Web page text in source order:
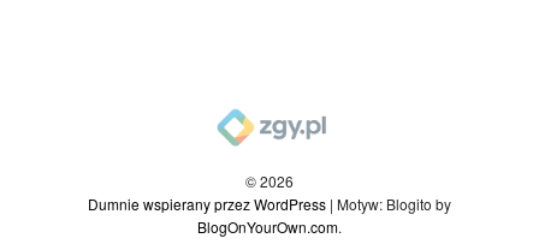
© 2026
Dumnie wspierany przez WordPress | Motyw: Blogito by
BlogOnYourOwn.com.